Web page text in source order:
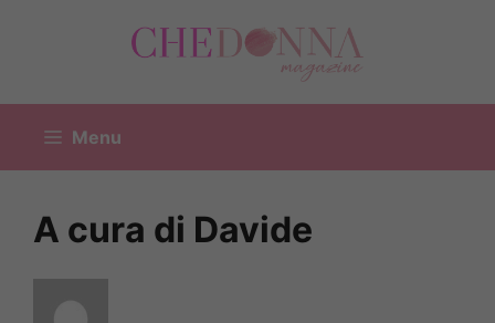
Menu
A cura di Davide